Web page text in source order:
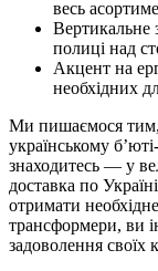
весь
Вертикальне
полиці над
Акцент на
необхідних
Ми пишаємося тим,
українському
знаходитесь — у
доставка по
отримати
трансформери, ви
задоволення своїх